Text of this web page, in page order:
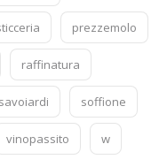
prezzemolo
raffinatura
savoiardi soffione
vinopassito w